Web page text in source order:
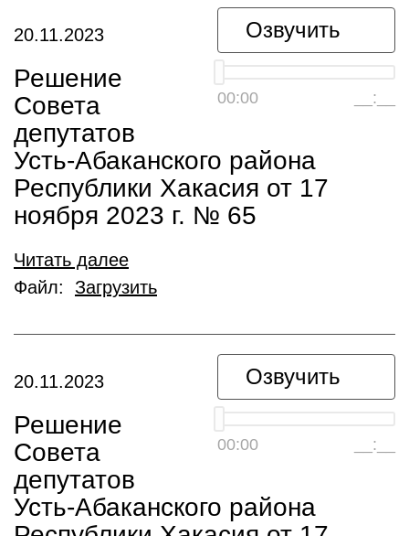
Озвучить
00:00 __:__
20.11.2023
Решение
Совета
депутатов
Усть-Абаканского района
Республики Хакасия от 17
ноября 2023 г. № 65
Читать далее
Файл: Загрузить
Озвучить
00:00 __:__
20.11.2023
Решение
Совета
депутатов
Усть-Абаканского района